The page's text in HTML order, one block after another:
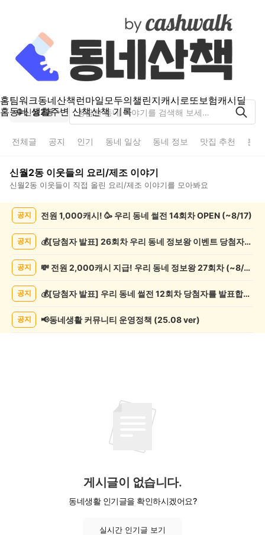
홈팀워크동네산책런마일모두의챌린지캐시로또보험캐시딜
홈동네 생활주변 산책산책 기록
신월2동
전체글 공지 인기 동네 일상 동네 정보 맛집 추천 분
신월2동 이웃들의 요리/제조 이야기
신월2동 이웃들이 직접 올린 요리/제조 이야기를 모아봐요
리/
목
공지 전원 1,000캐시! 🥳 우리 동네 썰전 14회차 OPEN (~8/17)
공지 💰[당첨자 발표] 26회차 우리 동네 정보왕 이벤트 당첨자를 발표합니다!
공지 💸 전원 2,000캐시 지급! 우리 동네 정보왕 27회차 (~8/10)
공지 💰[당첨자 발표] 우리 동네 썰전 12회차 당첨자를 발표합니다!
공지 📢동네생활 커뮤니티 운영정책 (25.08 ver)
게시글이 없습니다.
동네생활 인기글을 확인하시겠어요?
실시간 인기글 보기